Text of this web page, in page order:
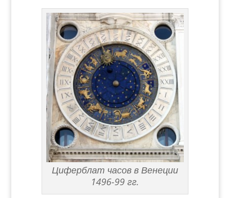
Циферблат часов в Венеции
1496-99 гг.